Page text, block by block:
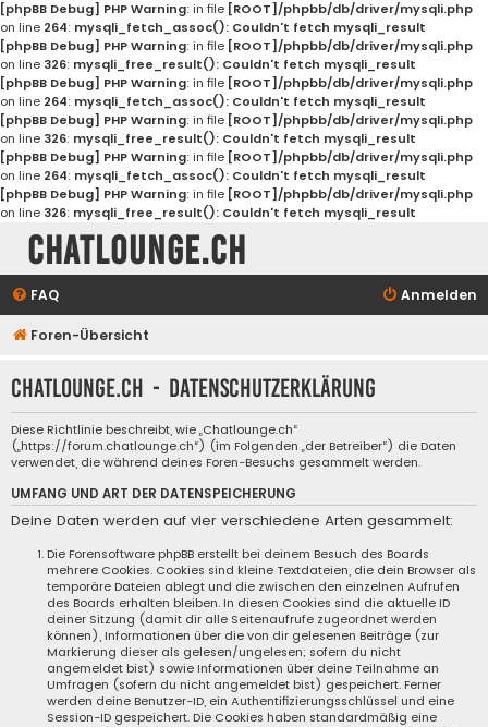
[phpBB Debug] PHP Warning: in file [ROOT]/phpbb/db/driver/mysqli.php
on line 264: mysqli_fetch_assoc(): Couldn't fetch mysqli_result
[phpBB Debug] PHP Warning: in file [ROOT]/phpbb/db/driver/mysqli.php
on line 326: mysqli_free_result(): Couldn't fetch mysqli_result
[phpBB Debug] PHP Warning: in file [ROOT]/phpbb/db/driver/mysqli.php
on line 264: mysqli_fetch_assoc(): Couldn't fetch mysqli_result
[phpBB Debug] PHP Warning: in file [ROOT]/phpbb/db/driver/mysqli.php
on line 326: mysqli_free_result(): Couldn't fetch mysqli_result
[phpBB Debug] PHP Warning: in file [ROOT]/phpbb/db/driver/mysqli.php
on line 264: mysqli_fetch_assoc(): Couldn't fetch mysqli_result
[phpBB Debug] PHP Warning: in file [ROOT]/phpbb/db/driver/mysqli.php
on line 326: mysqli_free_result(): Couldn't fetch mysqli_result
Chatlounge.ch
FAQ Anmelden
Foren-Übersicht
Chatlounge.ch - Datenschutzerklärung
Diese Richtlinie beschreibt, wie „Chatlounge.ch“
(„https://forum.chatlounge.ch“) (im Folgenden „der Betreiber“) die Daten
verwendet, die während deines Foren-Besuchs gesammelt werden.
UMFANG UND ART DER DATENSPEICHERUNG
Deine Daten werden auf vier verschiedene Arten gesammelt:
Die Forensoftware phpBB erstellt bei deinem Besuch des Boards
mehrere Cookies. Cookies sind kleine Textdateien, die dein Browser als
temporäre Dateien ablegt und die zwischen den einzelnen Aufrufen
des Boards erhalten bleiben. In diesen Cookies sind die aktuelle ID
deiner Sitzung (damit dir alle Seitenaufrufe zugeordnet werden
können), Informationen über die von dir gelesenen Beiträge (zur
Markierung dieser als gelesen/ungelesen; sofern du nicht
angemeldet bist) sowie Informationen über deine Teilnahme an
Umfragen (sofern du nicht angemeldet bist) gespeichert. Ferner
werden deine Benutzer-ID, ein Authentifizierungsschlüssel und eine
Session-ID gespeichert. Die Cookies haben standardmäßig eine